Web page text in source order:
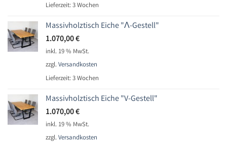
Lieferzeit:3 Wochen
Massivholztisch Eiche "Ʌ-Gestell"
1.070,00€
inkl. 19 % MwSt.
zzgl.Versandkosten
Lieferzeit:3 Wochen
Massivholztisch Eiche "V-Gestell"
1.070,00€
inkl. 19 % MwSt.
zzgl.Versandkosten